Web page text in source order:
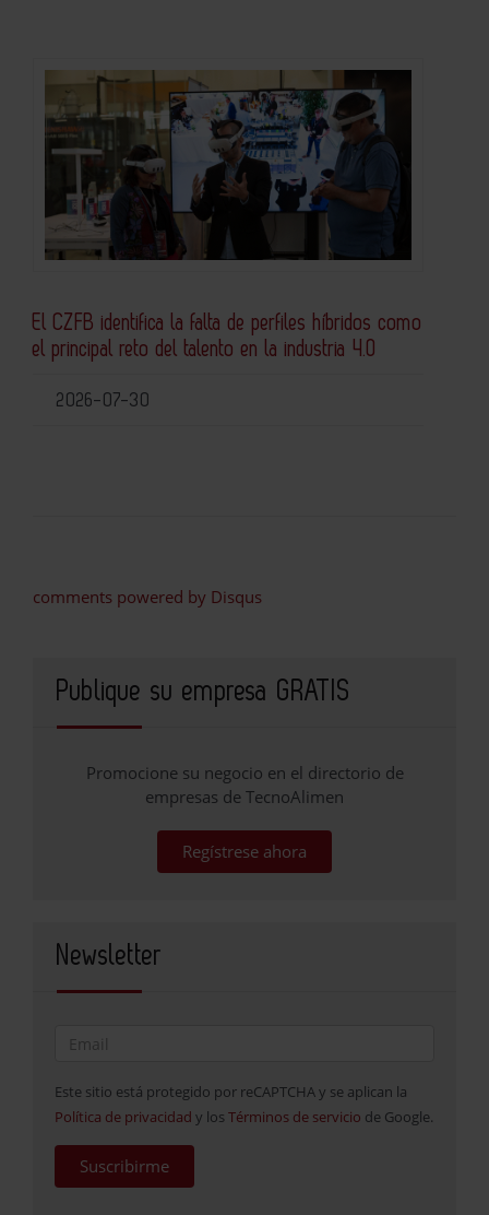
El CZFB identifica la falta de perfiles híbridos como
el principal reto del talento en la industria 4.0
2026-07-30
comments powered by Disqus
Publique su empresa GRATIS
Promocione su negocio en el directorio de
empresas de TecnoAlimen
Regístrese ahora
Newsletter
Este sitio está protegido por reCAPTCHA y se aplican la
Política de privacidad y los Términos de servicio de Google.
Suscribirme